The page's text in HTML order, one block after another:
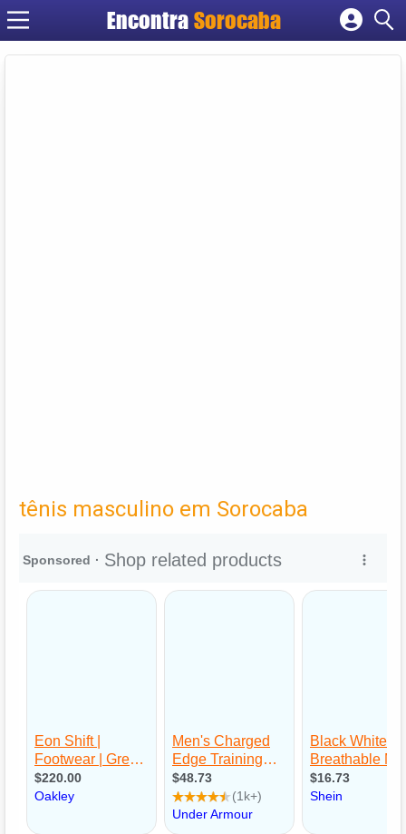
EncontraSorocaba
Cadastrar empresa
tênis masculino em Sorocaba